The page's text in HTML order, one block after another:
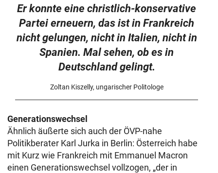
Er konnte eine christlich-konservative
Partei erneuern, das ist in Frankreich
nicht gelungen, nicht in Italien, nicht in
Spanien. Mal sehen, ob es in
Deutschland gelingt.
Zoltan Kiszelly, ungarischer Politologe
Generationswechsel
Ähnlich äußerte sich auch der ÖVP-nahe
Politikberater Karl Jurka in Berlin: Österreich habe
mit Kurz wie Frankreich mit Emmanuel Macron
einen Generationswechsel vollzogen, „der in